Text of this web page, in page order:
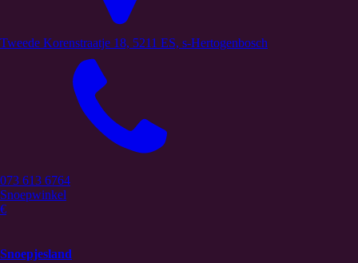
Tweede Korenstraatje 18, 5211 ES, s-Hertogenbosch
073 613 6764
Snoepwinkel
€
Snoepjesland